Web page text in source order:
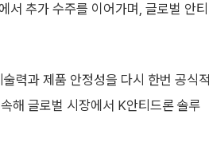
서 추가 수주를 이어가며, 글로벌 안티
력과 제품 안정성을 다시 한번 공식적
해 글로벌 시장에서 K안티드론 솔루